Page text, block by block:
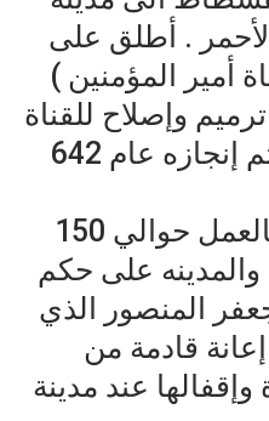
. أطلق على
أمير المؤمنين )
وإصلاح للقناة
القديمة وليس أكثر , تم إنجازه عام 642
استمرت هذه القناة بالعمل حوالي 150
على حكم
المنصور الذي
إعانة قادمة من
عند مدينة